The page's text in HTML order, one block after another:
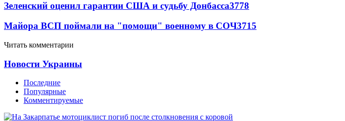
Зеленский оценил гарантии США и судьбу Донбасса3778
Майора ВСП поймали на "помощи" военному в СОЧ3715
Читать комментарии
Новости Украины
Последние
Популярные
Комментируемые